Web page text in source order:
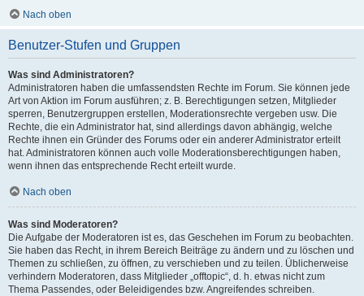
Nach oben
Benutzer-Stufen und Gruppen
Was sind Administratoren?
Administratoren haben die umfassendsten Rechte im Forum. Sie können jede
Art von Aktion im Forum ausführen; z. B. Berechtigungen setzen, Mitglieder
sperren, Benutzergruppen erstellen, Moderationsrechte vergeben usw. Die
Rechte, die ein Administrator hat, sind allerdings davon abhängig, welche
Rechte ihnen ein Gründer des Forums oder ein anderer Administrator erteilt
hat. Administratoren können auch volle Moderationsberechtigungen haben,
wenn ihnen das entsprechende Recht erteilt wurde.
Nach oben
Was sind Moderatoren?
Die Aufgabe der Moderatoren ist es, das Geschehen im Forum zu beobachten.
Sie haben das Recht, in ihrem Bereich Beiträge zu ändern und zu löschen und
Themen zu schließen, zu öffnen, zu verschieben und zu teilen. Üblicherweise
verhindern Moderatoren, dass Mitglieder „offtopic“, d. h. etwas nicht zum
Thema Passendes, oder Beleidigendes bzw. Angreifendes schreiben.